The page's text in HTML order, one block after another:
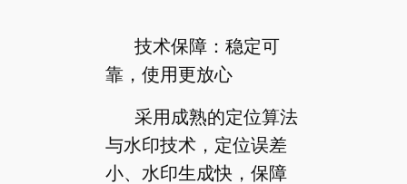
技术保障：稳定可
靠，使用更放心
采用成熟的定位算法
与水印技术，定位误差
小、水印生成快，保障